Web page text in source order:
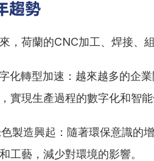
趨勢
，荷蘭的CNC加工、焊接、
化轉型加速：越來越多的企
實現生產過程的數字化和智能
製造興起：隨著環保意識的
工藝，減少對環境的影響。